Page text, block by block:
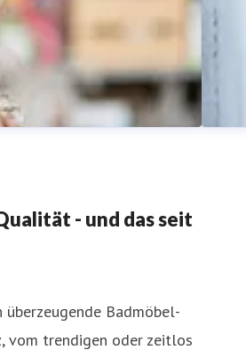
- und das seit
Badmöbel-
vom trendigen oder zeitlos